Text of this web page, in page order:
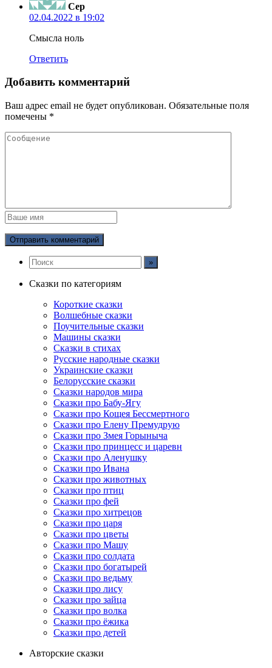
Сер
02.04.2022 в 19:02
Смысла ноль
Ответить
Добавить комментарий
Ваш адрес email не будет опубликован. Обязательные поля
помечены *
Сказки по категориям
Короткие сказки
Волшебные сказки
Поучительные сказки
Машины сказки
Сказки в стихах
Русские народные сказки
Украинские сказки
Белорусские сказки
Сказки народов мира
Сказки про Бабу-Ягу
Сказки про Кощея Бессмертного
Сказки про Елену Премудрую
Сказки про Змея Горыныча
Сказки про принцесс и царевн
Сказки про Аленушку
Сказки про Ивана
Сказки про животных
Сказки про птиц
Сказки про фей
Сказки про хитрецов
Сказки про царя
Сказки про цветы
Сказки про Машу
Сказки про солдата
Сказки про богатырей
Сказки про ведьму
Сказки про лису
Сказки про зайца
Сказки про волка
Сказки про ёжика
Сказки про детей
Авторские сказки